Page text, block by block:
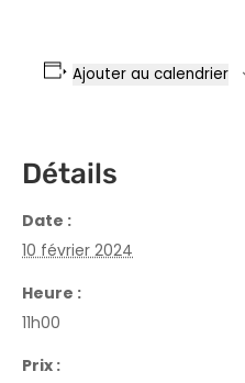
Ajouter au calendrier
Détails
Date :
10 février 2024
Heure :
11h00
Prix :